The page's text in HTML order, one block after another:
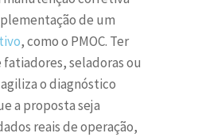
de um
, como o PMOC. Ter
fatiadores, seladoras ou
o diagnóstico
a proposta seja
reais de operação,